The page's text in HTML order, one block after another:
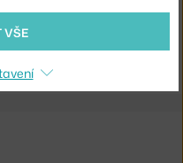
226 Chair Chromed Steel
VŠE